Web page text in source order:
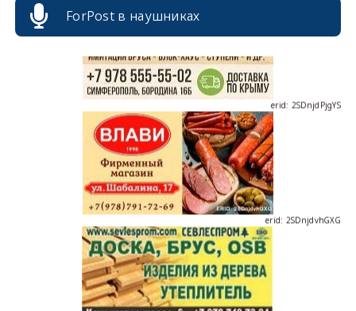
ForPost в наушниках
erid: 2SDnjdPjgYS
erid: 2SDnjdvhGXG